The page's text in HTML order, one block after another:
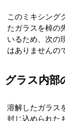
このミキシング
たガラスを棹の
いるため、次の
はありませんの
グラス内部
溶解したガラス
封じ込められた